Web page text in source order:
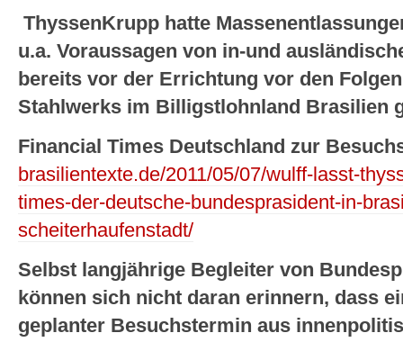
ThyssenKrupp hatte
u.a. Voraussagen von in-und
bereits vor der Errichtung vor den
Stahlwerks im Billigstlohnland Brasilien
Financial Times Deutschland zur
brasilientexte.de/2011/05/07/wulff-lasst-
times-der-deutsche-bundesprasident-in-
scheiterhaufenstadt/
Selbst langjährige Begleiter von
können sich nicht daran erinnern, dass
geplanter Besuchstermin aus